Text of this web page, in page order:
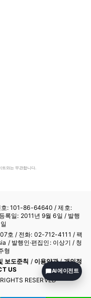
트와는 무관합니다.
호: 101-86-64640 / 제호:
록일: 2011년 9월 6일 / 발행
호 / 전화: 02-712-4111 / 팩
/ 발행인·편집인: 이상기 / 청
형
보도준칙 / 이용약관/개인정
US
RESERVED
AI 에이전트